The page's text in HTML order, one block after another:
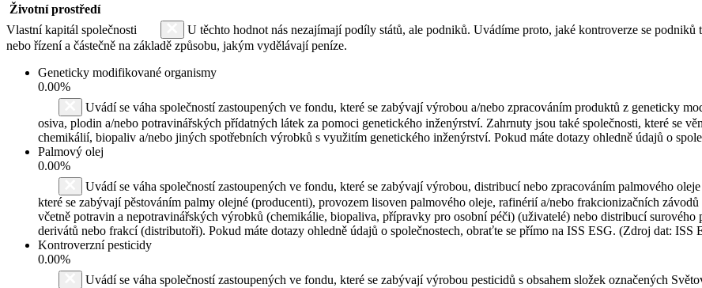
Životní prostředí
Vlastní kapitál společnosti
U těchto hodnot nás nezajímají podíly států, ale podniků. Uvádíme proto, jaké kontroverze se
nebo řízení a částečně na základě způsobu, jakým vydělávají peníze.
Geneticky modifikované organismy
0.00%
Uvádí se váha společností zastoupených ve fondu, které se zabývají výrobou a/nebo zpracováním produktů z geneticky
osiva, plodin a/nebo potravinářských přídatných látek za pomoci genetického inženýrství. Zahrnuty jsou také společnosti, které se
chemikálií, biopaliv a/nebo jiných spotřebních výrobků s využitím genetického inženýrství. Pokud máte dotazy ohledně údajů o
Palmový olej
0.00%
Uvádí se váha společností zastoupených ve fondu, které se zabývají výrobou, distribucí nebo zpracováním palmového
které se zabývají pěstováním palmy olejné (producenti), provozem lisoven palmového oleje, rafinérií a/nebo frakcionizačních
včetně potravin a nepotravinářských výrobků (chemikálie, biopaliva, přípravky pro osobní péči) (uživatelé) nebo distribucí
derivátů nebo frakcí (distributoři). Pokud máte dotazy ohledně údajů o společnostech, obraťte se přímo na ISS ESG. (Zdroj dat: ISS
Kontroverzní pesticidy
0.00%
Uvádí se váha společností zastoupených ve fondu, které se zabývají výrobou pesticidů s obsahem složek označených